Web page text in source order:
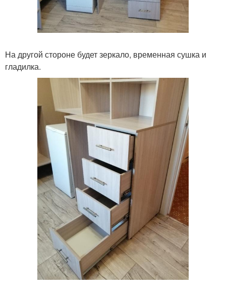
На другой стороне будет зеркало, временная сушка и
гладилка.